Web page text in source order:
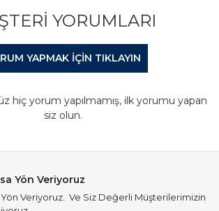
YORUMLARI
YAPMAK IÇIN TIKLAYIN
hiç yorum yapılmamış, ilk yorumu yapan
siz olun.
Yön Veriyoruz
Yön Veriyoruz. Ve Siz Değerli Müşterilerimizin